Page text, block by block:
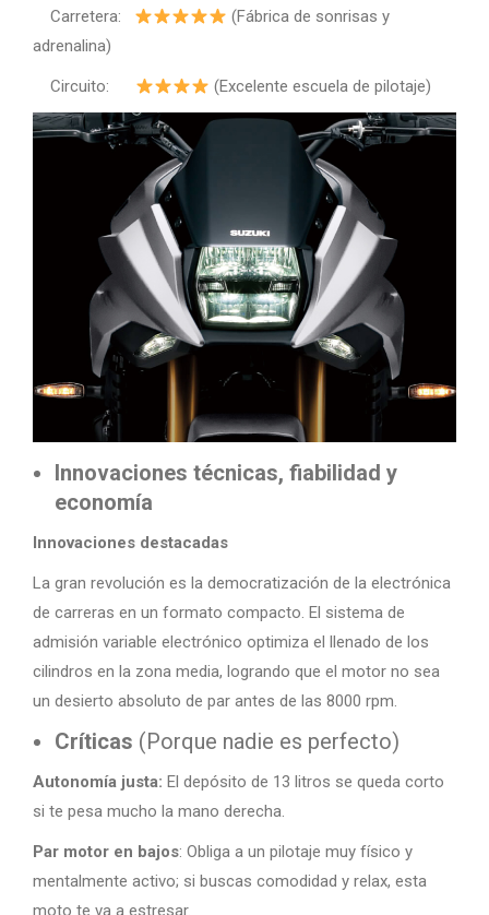
Carretera:
(Fábrica de sonrisas y
adrenalina)
Circuito: (Excelente escuela de pilotaje)
Innovaciones técnicas, fiabilidad y
economía
Innovaciones destacadas
La gran revolución es la democratización de la electrónica
de carreras en un formato compacto. El sistema de
admisión variable electrónico optimiza el llenado de los
cilindros en la zona media, logrando que el motor no sea
un desierto absoluto de par antes de las 8000 rpm.
Críticas (Porque nadie es perfecto)
Autonomía justa: El depósito de 13 litros se queda corto
si te pesa mucho la mano derecha.
Par motor en bajos: Obliga a un pilotaje muy físico y
mentalmente activo; si buscas comodidad y relax, esta
moto te va a estresar.